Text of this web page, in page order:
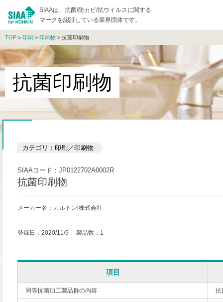
SIAAは、抗菌/防カビ/抗ウイルスに関する
マークを認証している業界団体です。
TOP > 印刷 > 印刷物 > 抗菌印刷物
抗菌印刷物
カテゴリ：印刷／印刷物
SIAAコード：JP0122702A0002R
抗菌印刷物
メーカー名：カルトンi株式会社
登録日：2020/11/9 製品数：1
項目
同等抗菌加工製品群の内容 抗